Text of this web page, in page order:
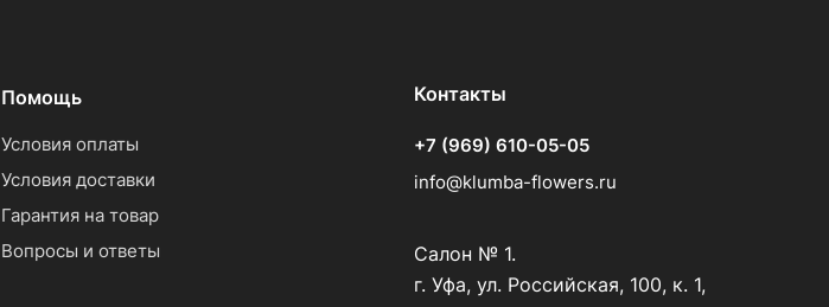
Помощь
Условия оплаты
Условия доставки
Гарантия на товар
Вопросы и ответы
Контакты
+7 (969) 610-05-05
info@klumba-flowers.ru
Салон № 1.
г. Уфа, ул. Российская, 100, к. 1,